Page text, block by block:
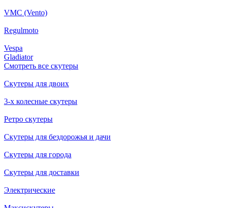
VMC (Vento)
Regulmoto
Vespa
Gladiator
Смотреть все скутеры
Скутеры для двоих
3-х колесные скутеры
Ретро скутеры
Скутеры для бездорожья и дачи
Скутеры для города
Скутеры для доставки
Электрические